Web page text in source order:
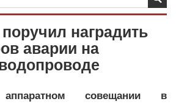
наградить
аварии на
совещании в